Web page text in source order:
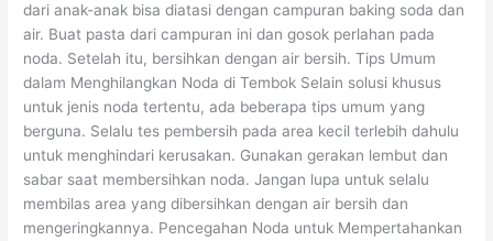
dari anak-anak bisa diatasi dengan campuran baking soda dan
air. Buat pasta dari campuran ini dan gosok perlahan pada
noda. Setelah itu, bersihkan dengan air bersih. Tips Umum
dalam Menghilangkan Noda di Tembok Selain solusi khusus
untuk jenis noda tertentu, ada beberapa tips umum yang
berguna. Selalu tes pembersih pada area kecil terlebih dahulu
untuk menghindari kerusakan. Gunakan gerakan lembut dan
sabar saat membersihkan noda. Jangan lupa untuk selalu
membilas area yang dibersihkan dengan air bersih dan
mengeringkannya. Pencegahan Noda untuk Mempertahankan